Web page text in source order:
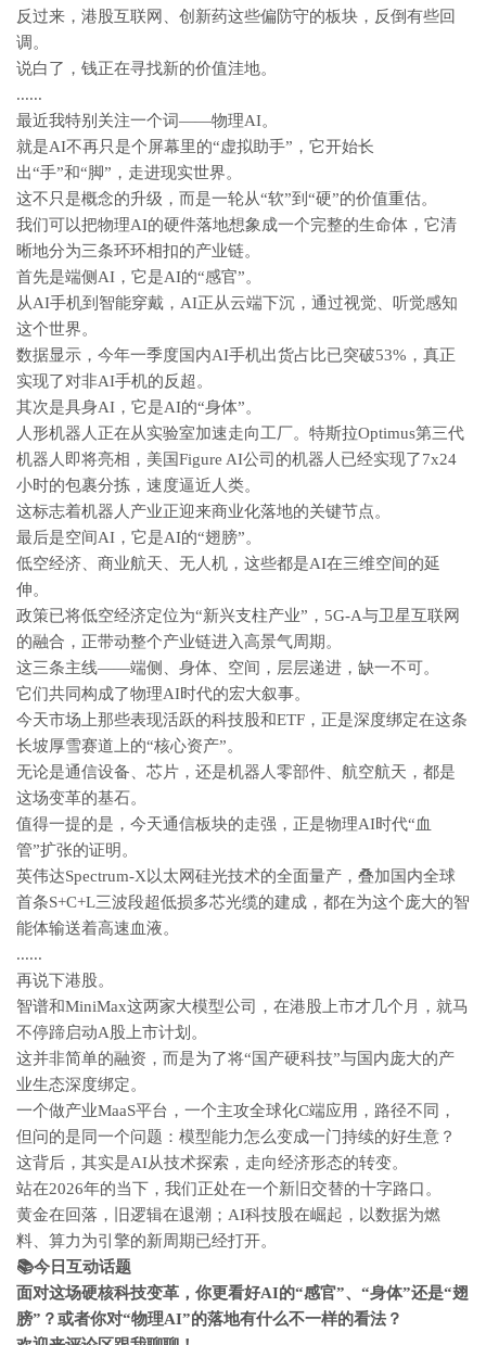
反过来，港股互联网、创新药这些偏防守的板块，反倒有些回
调。
说白了，钱正在寻找新的价值洼地。
......
最近我特别关注一个词——物理AI。
就是AI不再只是个屏幕里的“虚拟助手”，它开始长
出“手”和“脚”，走进现实世界。
这不只是概念的升级，而是一轮从“软”到“硬”的价值重估。
我们可以把物理AI的硬件落地想象成一个完整的生命体，它清
晰地分为三条环环相扣的产业链。
首先是端侧AI，它是AI的“感官”。
从AI手机到智能穿戴，AI正从云端下沉，通过视觉、听觉感知
这个世界。
数据显示，今年一季度国内AI手机出货占比已突破53%，真正
实现了对非AI手机的反超。
其次是具身AI，它是AI的“身体”。
人形机器人正在从实验室加速走向工厂。特斯拉Optimus第三代
机器人即将亮相，美国Figure AI公司的机器人已经实现了7x24
小时的包裹分拣，速度逼近人类。
这标志着机器人产业正迎来商业化落地的关键节点。
最后是空间AI，它是AI的“翅膀”。
低空经济、商业航天、无人机，这些都是AI在三维空间的延
伸。
政策已将低空经济定位为“新兴支柱产业”，5G-A与卫星互联网
的融合，正带动整个产业链进入高景气周期。
这三条主线——端侧、身体、空间，层层递进，缺一不可。
它们共同构成了物理AI时代的宏大叙事。
今天市场上那些表现活跃的科技股和ETF，正是深度绑定在这条
长坡厚雪赛道上的“核心资产”。
无论是通信设备、芯片，还是机器人零部件、航空航天，都是
这场变革的基石。
值得一提的是，今天通信板块的走强，正是物理AI时代“血
管”扩张的证明。
英伟达Spectrum-X以太网硅光技术的全面量产，叠加国内全球
首条S+C+L三波段超低损多芯光缆的建成， 都在为这个庞大的智
能体输送着高速血液。
......
再说下港股。
智谱和MiniMax这两家大模型公司，在港股上市才几个月，就马
不停蹄启动A股上市计划。
这并非简单的融资，而是为了将“国产硬科技”与国内庞大的产
业生态深度绑定。
一个做产业MaaS平台，一个主攻全球化C端应用，路径不同，
但问的是同一个问题：模型能力怎么变成一门持续的好生意？
这背后，其实是AI从技术探索，走向经济形态的转变。
站在2026年的当下，我们正处在一个新旧交替的十字路口。
黄金在回落，旧逻辑在退潮；AI科技股在崛起，以数据为燃
料、算力为引擎的新周期已经打开。
📚今日互动话题
面对这场硬核科技变革，你更看好AI的“感官”、“身体”还是“翅
膀”？或者你对“物理AI”的落地有什么不一样的看法？